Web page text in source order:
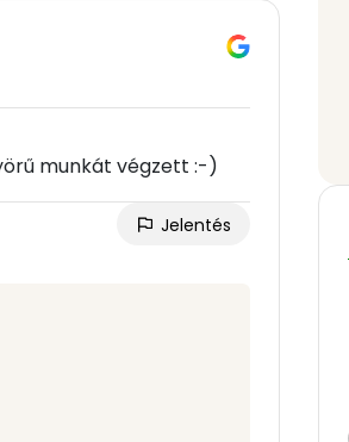
munkát végzett :-)
Jelentés